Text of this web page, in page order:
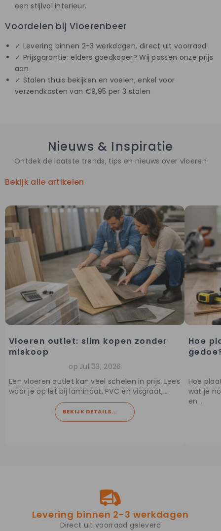
een stijlvol interieur.
Voordelen bij Vloerenbeer
✓ Levering binnen 2-3 werkdagen, direct uit voorraad
✓ Prijsgarantie: elders goedkoper? Wij passen onze prijs
aan
✓ Stalen thuis bekijken en voelen, enkel voor
verzendkosten van €9,95 per 3 stalen
Nieuws & Inspiratie
Ontdek de laatste trends, tips en nieuws over vloeren
Bekijk alle artikelen
Vloeren outlet: slim kopen zonder
miskoop
op Jul 03, 2026
Een vloeren outlet kan veel schelen in prijs. Lees
waar je op let bij laminaat, PVC en visgraat,...
BEKIJK DETAILS
Hoe
Hoe
wat je
en...
Levering binnen 2-3 werkdagen
Direct uit voorraad geleverd